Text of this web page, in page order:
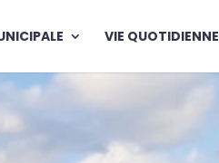
VIE QUOTIDIENNE